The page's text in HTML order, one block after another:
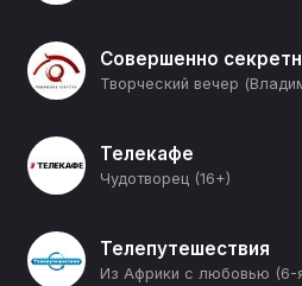
Совершенно
Творческий вечер
Телекафе
Чудотворец (16+)
Телепутешествия
Из Африки с любовью (6-